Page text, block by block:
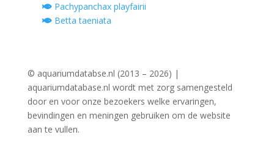
Pachypanchax playfairii
Betta taeniata
© aquariumdatabse.nl (2013 – 2026) |
aquariumdatabase.nl wordt met zorg samengesteld
door en voor onze bezoekers welke ervaringen,
bevindingen en meningen gebruiken om de website
aan te vullen.